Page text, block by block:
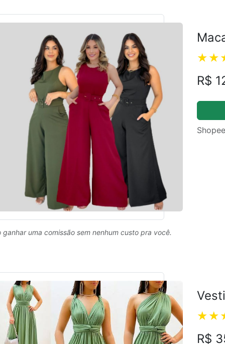
R$
ganhar uma comissão sem nenhum custo pra você.
R$